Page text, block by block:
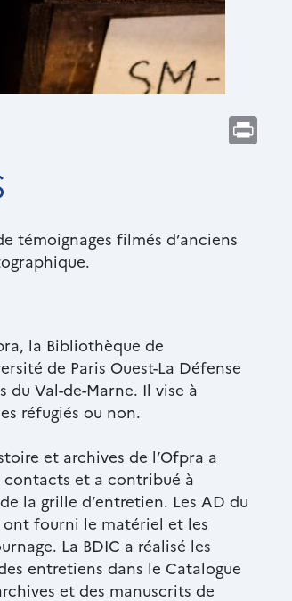
témoignages filmés d’anciens
la Bibliothèque de
de Paris Ouest-La Défense
Val-de-Marne. Il vise à
réfugiés ou non.
et archives de l’Ofpra a
contacts et a contribué à
la grille d’entretien. Les AD du
ont fourni le matériel et les
La BDIC a réalisé les
entretiens dans le Catalogue
et des manuscrits de